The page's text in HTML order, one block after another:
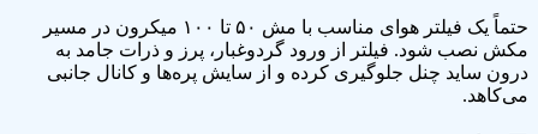
حتماً یک فیلتر هوای مناسب با مش ۵۰ تا ۱۰۰ میکرون در مسیر
مکش نصب شود. فیلتر از ورود گردوغبار، پرز و ذرات جامد به
درون ساید چنل جلوگیری کرده و از سایش پره‌ها و کانال جانبی
می‌کاهد.